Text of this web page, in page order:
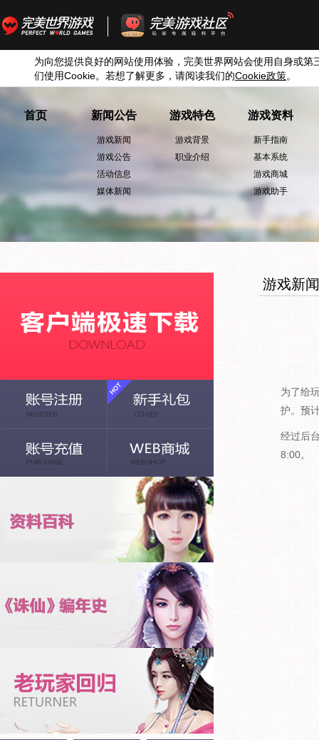
为向您提供良好的网站使用体验，完美世界网站会使用自身或第
们使用Cookie。若想了解更多，请阅读我们的Cookie政策。
首页 新闻公告
游戏新闻
游戏公告
活动信息
媒体新闻
游戏特色
游戏背景
职业介绍
游戏资料
新手指南
基本系统
游戏商城
游戏助手
游戏新闻
为了给
护。预
经过后
8:00。